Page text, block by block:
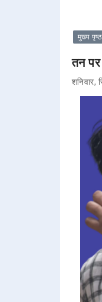
मुख्य पृष्ठ
तन पर
शनिवार,